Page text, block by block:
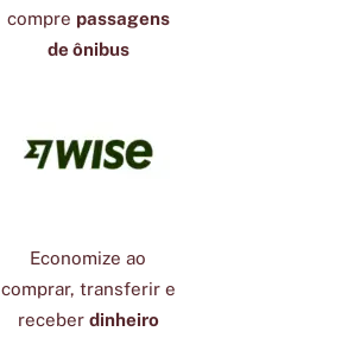
compre passagens
de ônibus
Economize ao
comprar, transferir e
receber dinheiro